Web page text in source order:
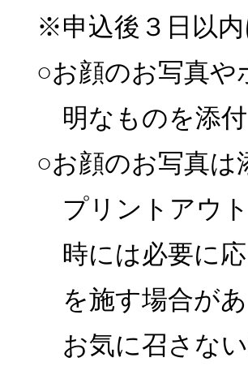
※申込後３日以
○お顔のお写真や
明なものを添
○お顔のお写真は
プリントアウ
時には必要に
を施す場合が
お気に召さな